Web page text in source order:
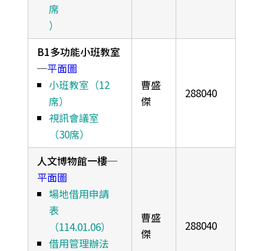
席
）
B1多功能小班教室
─平面圖
小班教室（12
席）
視訊會議室
（30席）
曹盛
傑
288040
人文博物館一樓─
平面圖
場地借用申請
表
（114.01.06）
借用管理辦法
曹盛
傑
288040